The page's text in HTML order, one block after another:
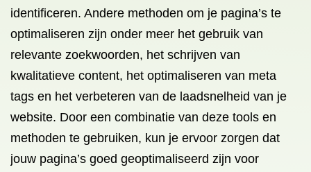
identificeren. Andere methoden om je pagina’s te
optimaliseren zijn onder meer het gebruik van
relevante zoekwoorden, het schrijven van
kwalitatieve content, het optimaliseren van meta
tags en het verbeteren van de laadsnelheid van je
website. Door een combinatie van deze tools en
methoden te gebruiken, kun je ervoor zorgen dat
jouw pagina’s goed geoptimaliseerd zijn voor